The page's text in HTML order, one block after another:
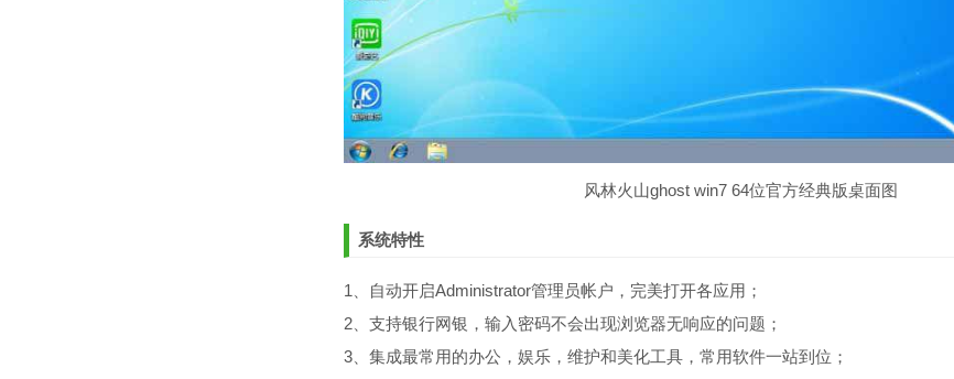
风林火山ghost win7 64位官方经典版桌面图
系统特性
1、自动开启Administrator管理员帐户，完美打开各应用；
2、支持银行网银，输入密码不会出现浏览器无响应的问题；
3、集成最常用的办公，娱乐，维护和美化工具，常用软件一站到位；